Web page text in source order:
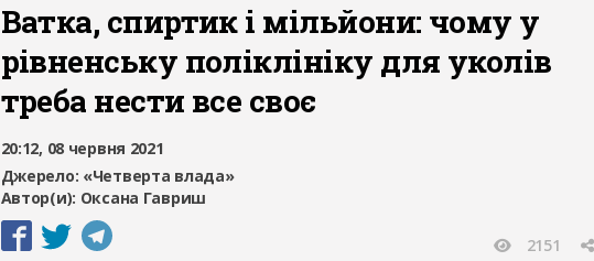
Ватка, спиртик і мільйони: чому у
рівненську поліклініку для уколів
треба нести все своє
20:12, 08 червня 2021
Джерело: «Четверта влада»
Автор(и): Оксана Гавриш
2151